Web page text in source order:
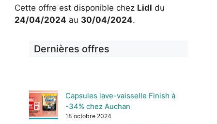
Cette offre est disponible chez Lidl du
24/04/2024 au 30/04/2024.
Dernières offres
Capsules lave-vaisselle Finish à
-34% chez Auchan
18 octobre 2024